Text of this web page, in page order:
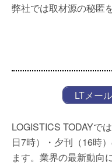
弊社では取材源の秘匿
LTメー
LOGISTICS TODAYで
日7時）・夕刊（16時
ます。業界の最新動向